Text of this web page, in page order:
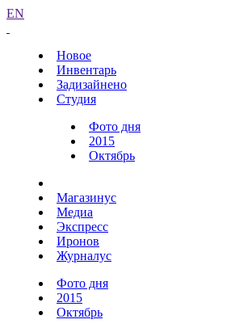
EN
Новое
Инвентарь
Задизайнено
Студия
Фото дня
2015
Октябрь
Магазинус
Медиа
Экспресс
Иронов
Журналус
Фото дня
2015
Октябрь